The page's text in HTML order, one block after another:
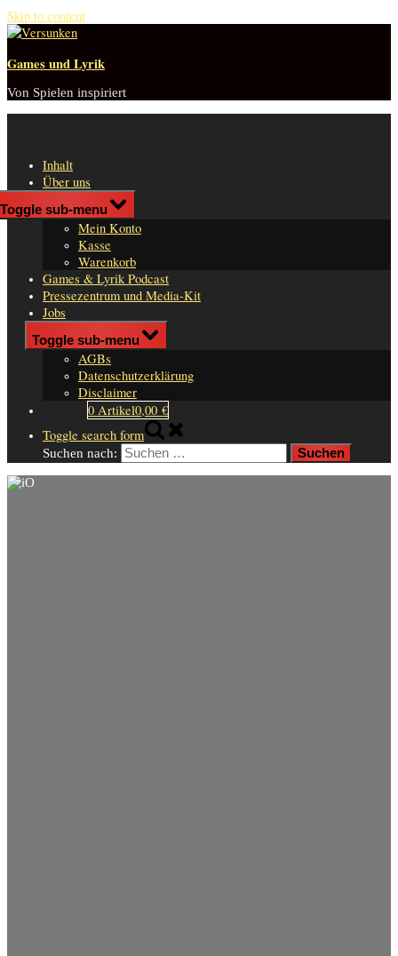
Skip to content
Games und Lyrik
Von Spielen inspiriert
Inhalt
Über uns
Shop
Toggle sub-menu
Mein Konto
Kasse
Warenkorb
Games & Lyrik Podcast
Pressezentrum und Media-Kit
Jobs
Impressum
Toggle sub-menu
AGBs
Datenschutzerklärung
Disclaimer
0 Artikel0,00 €
Toggle search form
Suchen nach: